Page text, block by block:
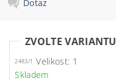
Dotaz
ZVOLTE VARIANTU
2483/1
Velikost: 1
Skladem